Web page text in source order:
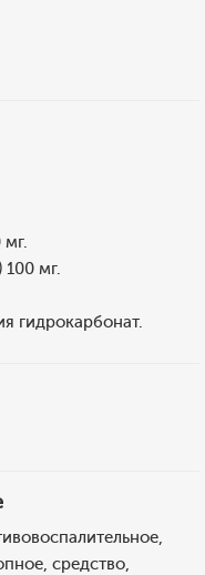
мг.
100 мг.
гидрокарбонат.
средство,